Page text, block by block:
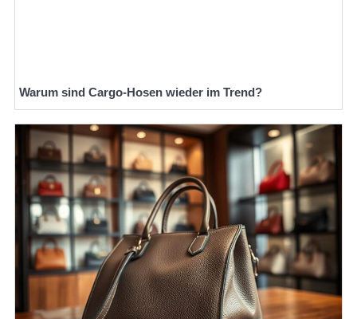
Warum sind Cargo-Hosen wieder im Trend?